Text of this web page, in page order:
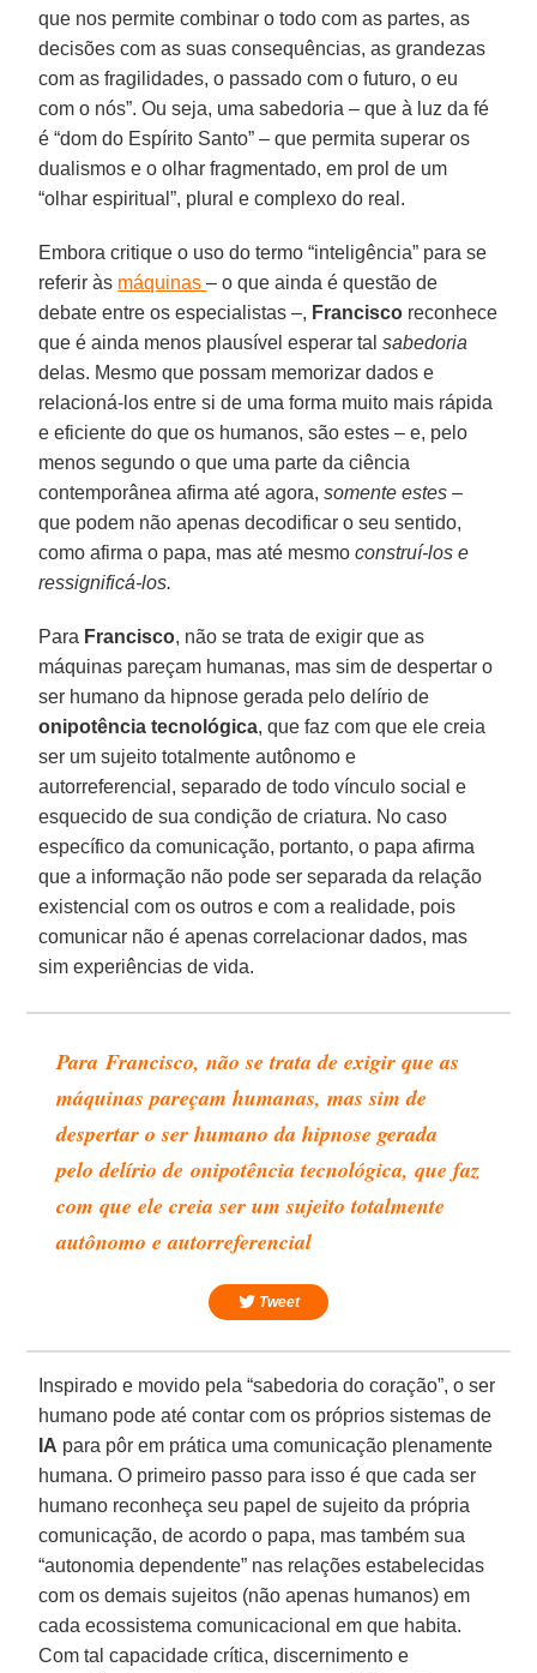
que nos permite combinar o todo com as partes, as
decisões com as suas consequências, as grandezas
com as fragilidades, o passado com o futuro, o eu
com o nós”. Ou seja, uma sabedoria – que à luz da fé
é “dom do Espírito Santo” – que permita superar os
dualismos e o olhar fragmentado, em prol de um
“olhar espiritual”, plural e complexo do real.
Embora critique o uso do termo “inteligência” para se
referir às máquinas– o que ainda é questão de
debate entre os especialistas –, Francisco reconhece
que é ainda menos plausível esperar talsabedoria
delas. Mesmo que possam memorizar dados e
relacioná-los entre si de uma forma muito mais rápida
e eficiente do que os humanos, são estes – e, pelo
menos segundo o que uma parte da ciência
contemporânea afirma até agora,somente estes –
que podem não apenas decodificar o seu sentido,
como afirma o papa, mas até mesmoconstruí-los e
ressignificá-los.
Para Francisco, não se trata de exigir que as
máquinas pareçam humanas, mas sim de despertar o
ser humano da hipnose gerada pelo delírio de
onipotência tecnológica, que faz com que ele creia
ser um sujeito totalmente autônomo e
autorreferencial, separado de todo vínculo social e
esquecido de sua condição de criatura. No caso
específico da comunicação, portanto, o papa afirma
que a informação não pode ser separada da relação
existencial com os outros e com a realidade, pois
comunicar não é apenas correlacionar dados, mas
sim experiências de vida.
Para Francisco, não se trata de exigir que as
máquinas pareçam humanas, mas sim de
despertar o ser humano da hipnose gerada
pelo delírio deonipotência tecnológica, que faz
com que ele creia ser um sujeito totalmente
autônomo e autorreferencial
Tweet
Inspirado e movido pela “sabedoria do coração”, o ser
humano pode até contar com os próprios sistemas de
IA para pôr em prática uma comunicação plenamente
humana. O primeiro passo para isso é que cada ser
humano reconheça seu papel de sujeito da própria
comunicação, de acordo o papa, mas também sua
“autonomia dependente” nas relações estabelecidas
com os demais sujeitos (não apenas humanos) em
cada ecossistema comunicacional em que habita.
Com tal capacidade crítica, discernimento e